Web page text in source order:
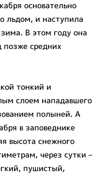
основательно
льдом, и наступила
В этом году она
позже средних
тонкий и
слоем нападавшего
полыней. А
в заповеднике
высота снежного
через сутки –
пушистый,